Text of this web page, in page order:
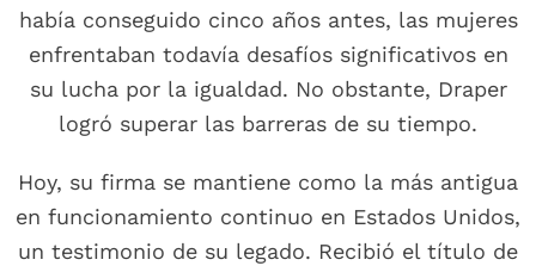
había conseguido cinco años antes, las mujeres
enfrentaban todavía desafíos significativos en
su lucha por la igualdad. No obstante, Draper
logró superar las barreras de su tiempo.
Hoy, su firma se mantiene como la más antigua
en funcionamiento continuo en Estados Unidos,
un testimonio de su legado. Recibió el título de